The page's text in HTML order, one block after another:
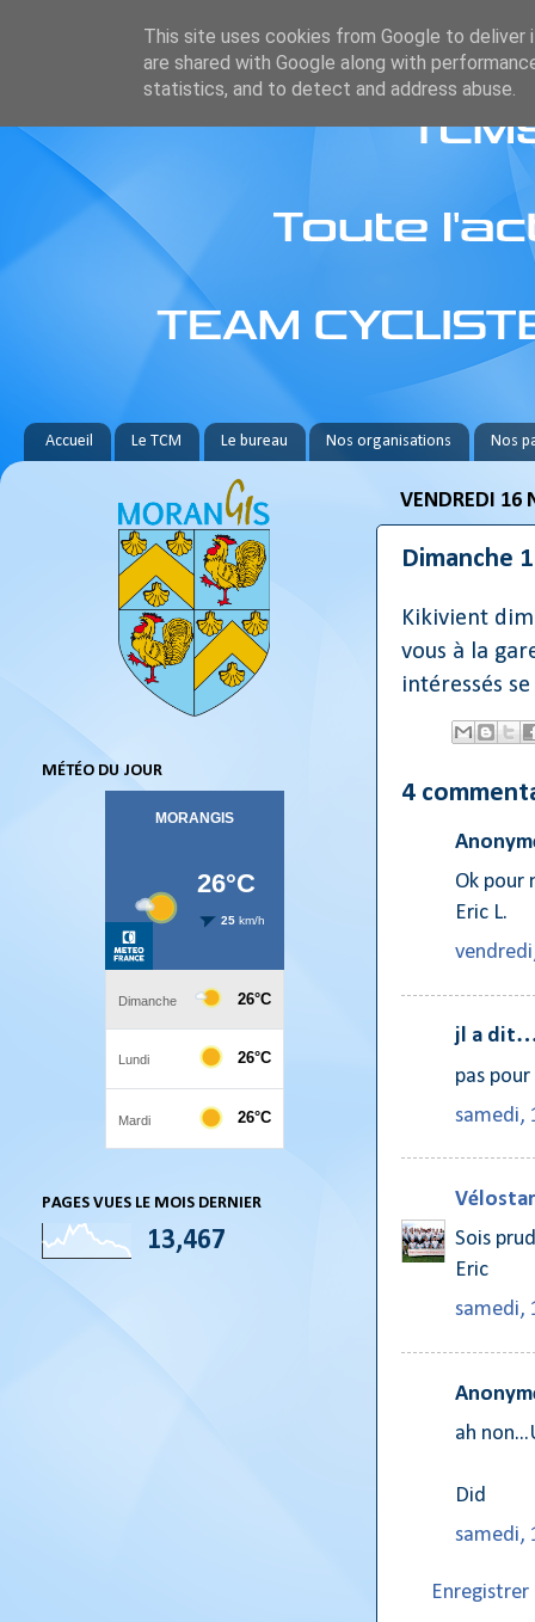
Accueil Le TCM Le bureau Nos organisations Nos
VENDREDI 16
Dimanche
Kikivient
vous à la
intéressés
4
Ok pour
Eric L.
jl a
pas
samedi,
Sois
Eric
samedi,
ah
Did
samedi,
MÉTÉO DU JOUR
PAGES VUES LE MOIS DERNIER
13,467
This site uses cookies from Google to deliver
are shared with Google along with
statistics, and to detect and address abuse.